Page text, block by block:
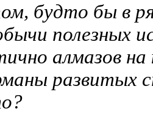
будто бы в
полезных
алмазов